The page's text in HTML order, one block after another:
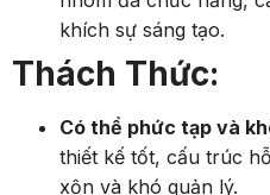
khích sự sáng tạo.
Thách Thức:
Có thể phức tạp và
thiết kế tốt, cấu trúc
xộn và khó quản lý.